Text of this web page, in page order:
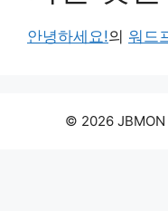
안녕하세요!의 워드
© 2026 JBMON